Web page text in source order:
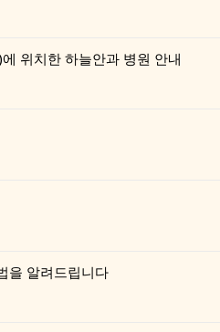
위치한 하늘안과 병원 안내
을 알려드립니다